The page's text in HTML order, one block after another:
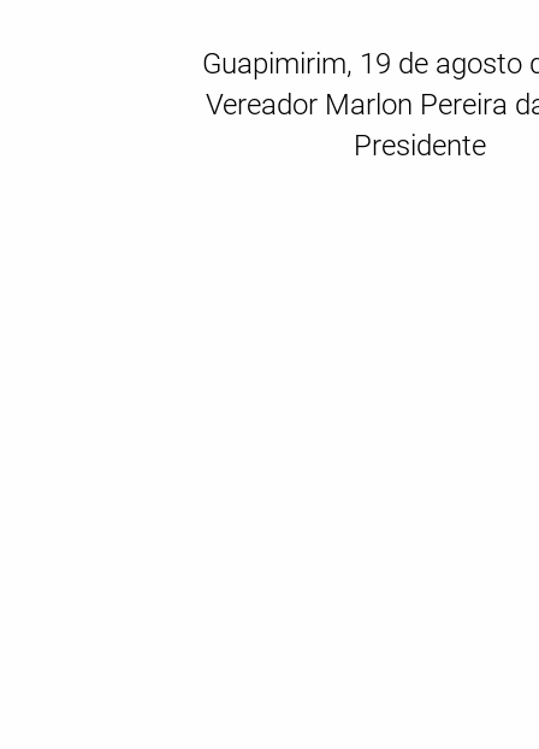
Guapimirim, 19 de agosto
Vereador Marlon Pereira
Presidente